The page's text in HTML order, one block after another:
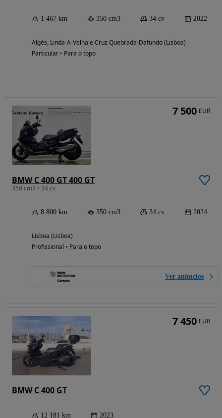
1 467 km 350 cm3 34 cv 2022
Algés, Linda-A-Velha e Cruz Quebrada-Dafundo (Lisboa)
Particular • Para o topo
BMW C 400 GT 400 GT
350 cm3 • 34 cv
8 800 km 350 cm3 34 cv 2024
Lisboa (Lisboa)
Profissional • Para o topo
Ver anúncios
7 500 EUR
BMW C 400 GT
12 181 km 2023
7 450 EUR